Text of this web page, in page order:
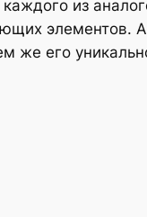
из
элементов.
же его